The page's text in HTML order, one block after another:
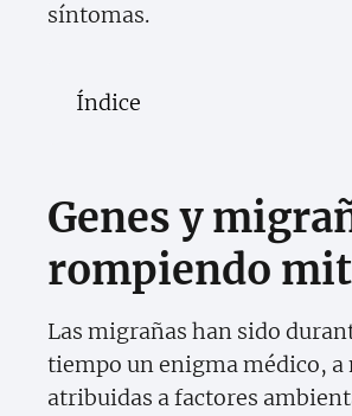
síntomas.
Índice
Genes y
rompiendo
Las migrañas han sido
tiempo un enigma médico, a
atribuidas a factores